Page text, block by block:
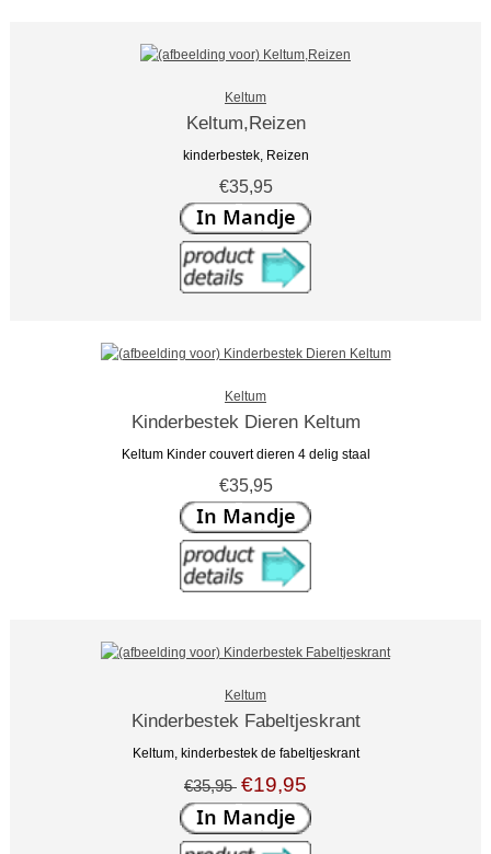
Keltum
Keltum,Reizen
kinderbestek, Reizen
€35,95
Keltum
Kinderbestek Dieren Keltum
Keltum Kinder couvert dieren 4 delig staal
€35,95
Keltum
Kinderbestek Fabeltjeskrant
Keltum, kinderbestek de fabeltjeskrant
€35,95 €19,95